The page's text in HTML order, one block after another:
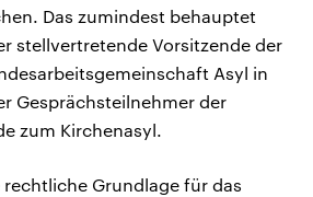
Das zumindest behauptet
stellvertretende Vorsitzende der
Asyl in
Gesprächsteilnehmer der
zum Kirchenasyl.
rechtliche Grundlage für das